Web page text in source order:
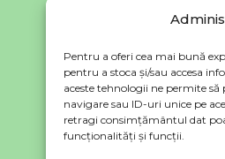
Pentru a oferi cea mai bună
pentru a stoca și/sau accesa
aceste tehnologii ne permite
navigare sau ID-uri unice pe
retragi consimțământul dat
funcționalități și funcții.